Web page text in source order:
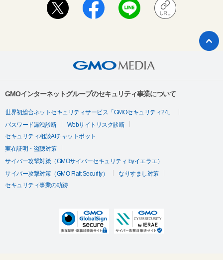
GMOインターネットグループのセキュリティ事業について
世界初総合ネットセキュリティサービス「GMOセキュリティ24」
パスワード漏洩診断
Webサイトリスク診断
セキュリティ相談AIチャットボット
実在証明・盗聴対策
サイバー攻撃対策（GMOサイバーセキュリティ byイエラエ）
サイバー攻撃対策（GMO Flatt Security）
なりすまし対策
セキュリティ事業の軌跡